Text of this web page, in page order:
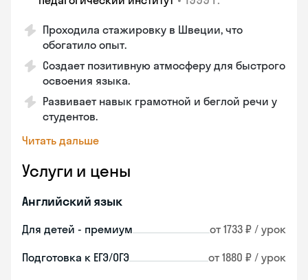
Проходила стажировку в Швеции, что
обогатило опыт.
Создает позитивную атмосферу для быстрого
освоения языка.
Развивает навык грамотной и беглой речи у
студентов.
Читать дальше
Услуги и цены
Английский язык
Для детей - премиум от 1733 ₽ / урок
Подготовка к ЕГЭ/ОГЭ от 1880 ₽ / урок